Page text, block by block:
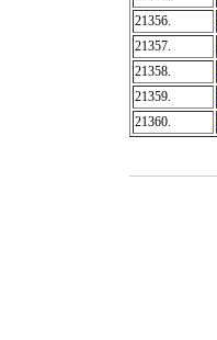
21356.
21357.
21358.
21359.
21360.